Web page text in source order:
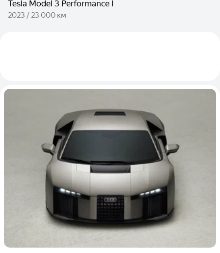
Tesla Model 3 Performance I
2023 / 23 000 км